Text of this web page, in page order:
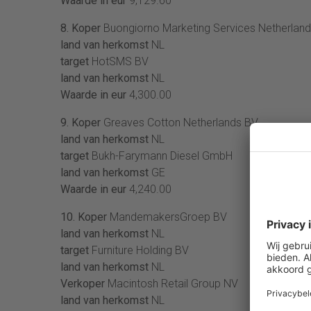
8. Koper Buongiorno Marketing Services
land van herkomst NL
target HotSMS BV
land van herkomst NL
Waarde in eur 4,300.00
9. Koper Greaves Cotton Netherlands BV
land van herkomst NL
target Bukh-Farymann Diesel GmbH
land van herkomst GE
Waarde in eur 4,240.00
10. Koper MandemakersGroep BV
land van herkomst NL
target Furniture Holding BV
land van herkomst NL
Verkoper Macintosh Retail Group NV
land van herkomst NL